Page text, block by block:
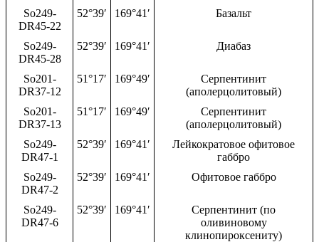
So249-
DR45-22
52°39′ 169°41′ Базальт
So249-
DR45-28
52°39′ 169°41′ Диабаз
So201-
DR37-12
51°17′ 169°49′
Серпентинит
(аполерцолитовый)
So201-
DR37-13
51°17′ 169°49′
Серпентинит
(аполерцолитовый)
So249-
DR47-1
52°39′ 169°41′
Лейкократовое офитовое
габбро
So249-
DR47-2
52°39′ 169°41′ Офитовое габбро
So249-
DR47-6
52°39′ 169°41′
Серпентинит (по
оливиновому
клинопироксениту)